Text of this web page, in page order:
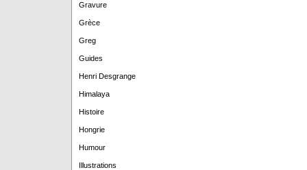
Gravure
Grèce
Greg
Guides
Henri Desgrange
Himalaya
Histoire
Hongrie
Humour
Illustrations